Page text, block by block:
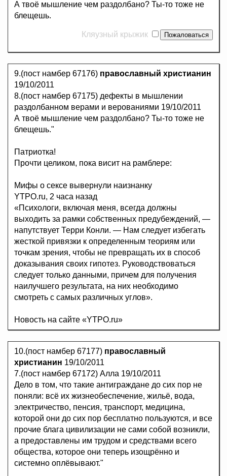
А твоё мышление чем раздолбано? Ты-то тоже не
блещешь.
Кляузный крыжик
9.(пост намбер 67176) православный христианин
19/10/2011
8.(пост намбер 67175) дефекты в мышлении
раздолбанном верами и верованиями 19/10/2011
А твоё мышление чем раздолбано? Ты-то тоже не
блещешь."
Патриотка!
Прочти целиком, пока висит на рамблере:
Мифы о сексе вывернули наизнанку
YTPO.ru, 2 часа назад
«Психологи, включая меня, всегда должны
выходить за рамки собственных предубеждений, —
напутствует Терри Конли. — Нам следует избегать
жесткой привязки к определенным теориям или
точкам зрения, чтобы не превращать их в способ
доказывания своих гипотез. Руководствоваться
следует только данными, причем для получения
наилучшего результата, на них необходимо
смотреть с самых различных углов».
Новость на сайте «YTPO.ru»
10.(пост намбер 67177) православный
христианин 19/10/2011
7.(пост намбер 67172) Алла 19/10/2011
Дело в том, что такие антиграждане до сих пор не
поняли: всё их жизнеобеспечение, жильё, вода,
электричество, пенсия, транспорт, медицина,
которой они до сих пор бесплатно пользуются, и все
прочие блага цивилизации не сами собой возникли,
а предоставлены им трудом и средствами всего
общества, которое они теперь изощрённо и
системно оплёвывают."